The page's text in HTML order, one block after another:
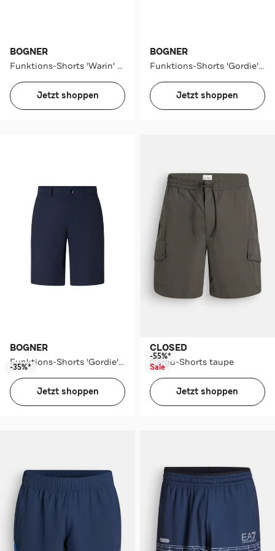
BOGNER
Funktions-Shorts 'Warin' navy
Jetzt shoppen
BOGNER
Funktions-Shorts 'Gordie' graublau
Jetzt shoppen
BOGNER
Funktions-Shorts 'Gordie' navy
-35%*
Jetzt shoppen
CLOSED
Cargo-Shorts taupe
-55%*
Sale
Jetzt shoppen